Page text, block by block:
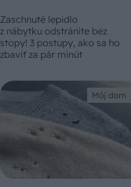
Zaschnuté lepidlo
z nábytku odstránite bez
stopy! 3 postupy, ako sa ho
zbaviť za pár minút
Môj dom